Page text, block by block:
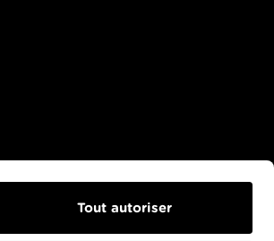
Tout autoriser